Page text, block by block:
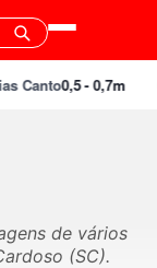
Canto0,5 - 0,7m
de vários
(SC).